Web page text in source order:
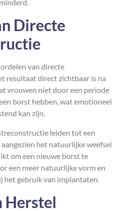
Directe
van directe
resultaat direct zichtbaar is na
vrouwen niet door een periode
borst hebben, wat emotioneel
kan zijn.
leiden tot een
het natuurlijke weefsel
om een nieuwe borst te
een meer natuurlijke vorm en
gebruik van implantaten.
Herstel